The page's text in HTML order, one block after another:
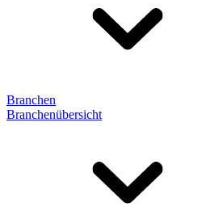
Branchen
Branchenübersicht